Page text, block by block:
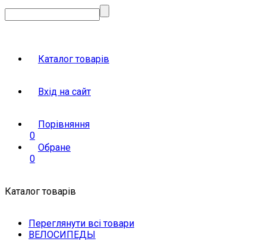
Каталог товарів
Вхід на сайт
Порівняння
0
Обране
0
Каталог товарів
Переглянути всі товари
ВЕЛОСИПЕДЫ